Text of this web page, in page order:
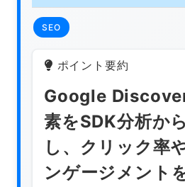
SEO
ポイント要約
Google
素をSDK分析か
し、クリック率
ンゲージメント